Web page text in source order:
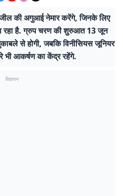
की अगुआई नेमार करेंगे, जिनके लिए
रहा है. ग्रुप चरण की शुरुआत 13 जून
से होगी, जबकि विनीसियस जूनियर
आकर्षण का केंद्र रहेंगे.
विज्ञापन